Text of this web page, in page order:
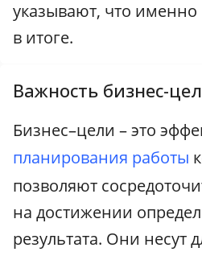
указывают, что
в итоге.
Важность бизнес-
Бизнес–цели – это
планирования работы
позволяют
на достижении
результата. Они несут